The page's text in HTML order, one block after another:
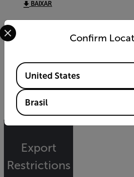
BAIXAR
FLIR_TA86_datasheet
Export
Restrictions
Confirm
Select your preferred country and
Available Locations
United States
Brasil